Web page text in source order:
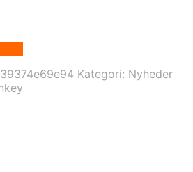
Kategori: Nyheder